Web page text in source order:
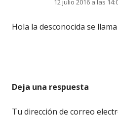
12 julio 2016 a las
Hola la desconocida se
Deja una respuesta
Tu dirección de correo